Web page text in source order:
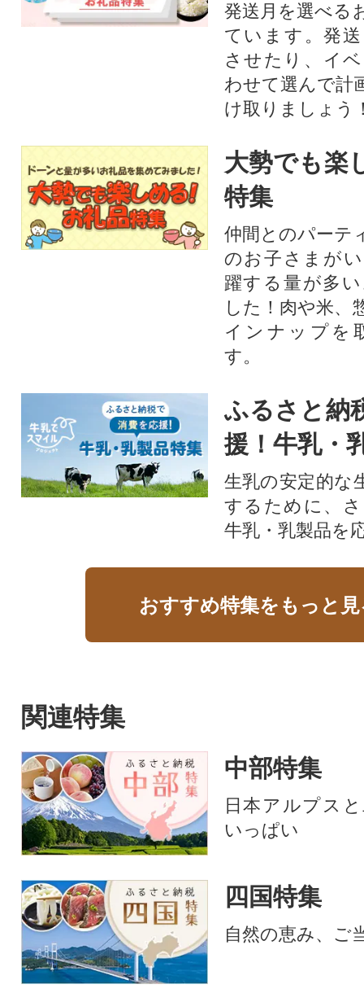
発送月を選べる
ています。発
させたり、イ
わせて選んで計
け取りましょう
大勢でも楽
特集
仲間とのパーテ
のお子さまが
躍する量が多
した！肉や米、
インナップを
す。
ふるさと納
援！牛乳・
生乳の安定的な
するために、
牛乳・乳製品を
おすすめ特集をもっと
関連特集
中部特集
日本アルプス
いっぱい
四国特集
自然の恵み、ご